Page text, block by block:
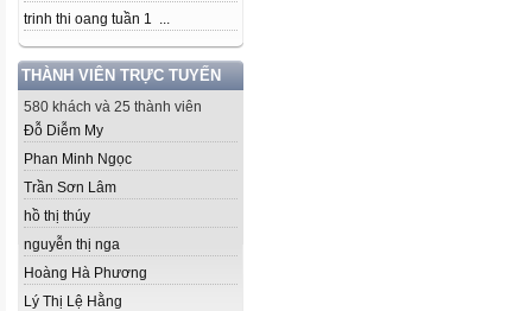
trinh thi oang tuần 1 ...
THÀNH VIÊN TRỰC TUYẾN
580 khách và 25 thành viên
Đỗ Diễm My
Phan Minh Ngọc
Trần Sơn Lâm
hồ thị thúy
nguyễn thị nga
Hoàng Hà Phương
Lý Thị Lệ Hằng